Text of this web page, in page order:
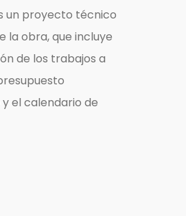
un proyecto técnico
la obra, que incluye
de los trabajos a
el calendario de